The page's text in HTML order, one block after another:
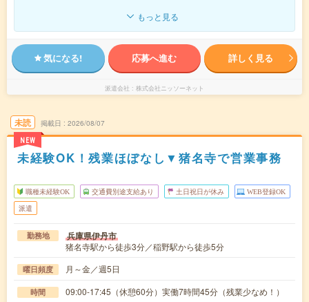
もっと見る
気になる! 応募へ進む 詳しく見る
派遣会社 株式会社ニッソーネット
未読
NEW
掲載日 2026/08/07
未経験OK！残業ほぼなし▼猪名寺で営業事務
職種未経験OK 交通費別途支給あり 土日祝日が休み WEB登録OK
派遣
勤務地 兵庫県伊丹市
猪名寺駅から徒歩3分／稲野駅から徒歩5分
曜日頻度 月～金／週5日
時間 09:00-17:45（休憩60分）実働7時間45分（残業少なめ！）